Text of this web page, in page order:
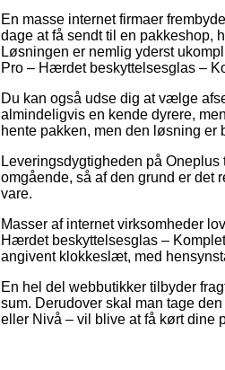
En masse internet firmaer
dage at få sendt til en pakkeshop,
Løsningen er nemlig yderst
Pro – Hærdet beskyttelsesglas –
Du kan også udse dig at vælge
almindeligvis en kende dyrere,
hente pakken, men den løsning
Leveringsdygtigheden på
omgående, så af den grund er det
vare.
Masser af internet virksomheder
Hærdet beskyttelsesglas –
angivent klokkeslæt, med
En hel del webbutikker tilbyder
sum. Derudover skal man tage
eller Nivå – vil blive at få kørt dine